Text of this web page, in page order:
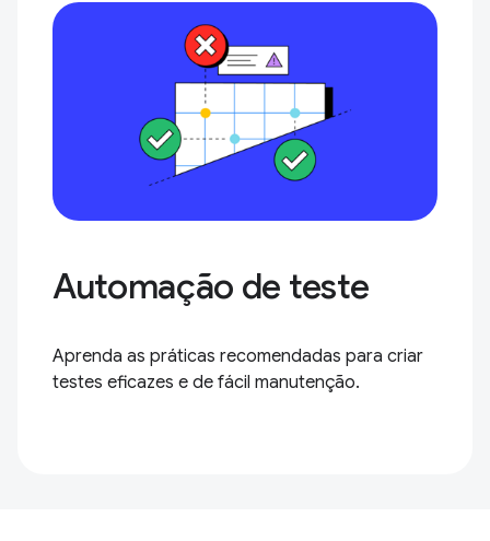
Automação de teste
Aprenda as práticas recomendadas para criar
testes eficazes e de fácil manutenção.